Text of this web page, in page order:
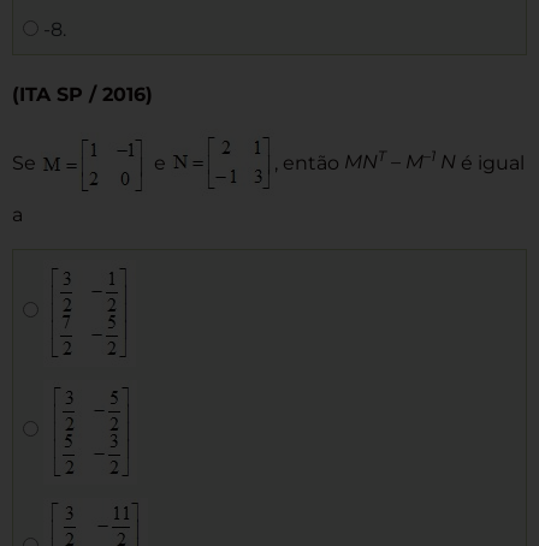
-8.
(ITA SP / 2016)
Se e , então MN T – M–1 N é igual
a